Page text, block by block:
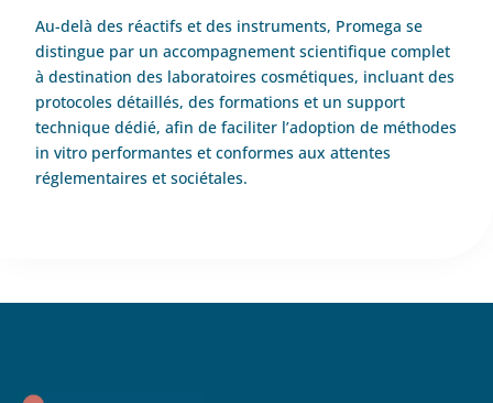
Au-delà des réactifs et des instruments, Promega se
distingue par un accompagnement scientifique complet
à destination des laboratoires cosmétiques, incluant des
protocoles détaillés, des formations et un support
technique dédié, afin de faciliter l’adoption de méthodes
in vitro performantes et conformes aux attentes
réglementaires et sociétales.